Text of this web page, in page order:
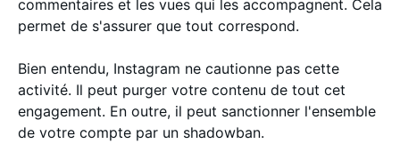
commentaires et les vues qui les accompagnent. Cela
permet de s'assurer que tout correspond.
Bien entendu, Instagram ne cautionne pas cette
activité. Il peut purger votre contenu de tout cet
engagement. En outre, il peut sanctionner l'ensemble
de votre compte par un shadowban.